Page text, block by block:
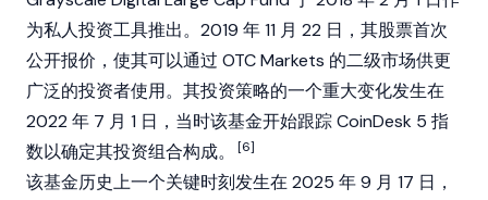
为私人投资工具推出。2019 年 11 月 22 日，其股票首次
公开报价，使其可以通过 OTC Markets 的二级市场供更
广泛的投资者使用。其投资策略的一个重大变化发生在
2022 年 7 月 1 日，当时该基金开始跟踪CoinDesk 5 指
数以确定其投资组合构成。
[6]
该基金历史上一个关键时刻发生在 2025 年 9 月 17 日，